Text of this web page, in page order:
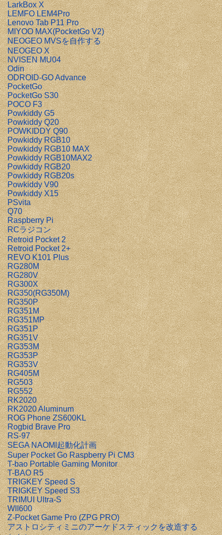
LarkBox X
LEMFO LEM4Pro
Lenovo Tab P11 Pro
MIYOO MAX(PocketGo V2)
NEOGEO MVSを自作する
NEOGEO X
NVISEN MU04
Odin
ODROID-GO Advance
PocketGo
PocketGo S30
POCO F3
Powkiddy G5
Powkiddy Q20
POWKIDDY Q90
Powkiddy RGB10
Powkiddy RGB10 MAX
Powkiddy RGB10MAX2
Powkiddy RGB20
Powkiddy RGB20s
Powkiddy V90
Powkiddy X15
PSvita
Q70
Raspberry Pi
RCラジコン
Retroid Pocket 2
Retroid Pocket 2+
REVO K101 Plus
RG280M
RG280V
RG300X
RG350(RG350M)
RG350P
RG351M
RG351MP
RG351P
RG351V
RG353M
RG353P
RG353V
RG405M
RG503
RG552
RK2020
RK2020 Aluminum
ROG Phone ZS600KL
Rogbid Brave Pro
RS-97
SEGA NAOMI起動化計画
Super Pocket Go Raspberry Pi CM3
T-bao Portable Gaming Monitor
T-BAO R5
TRIGKEY Speed S
TRIGKEY Speed S3
TRIMUI Ultra-S
WII600
Z-Pocket Game Pro (ZPG PRO)
アストロシティミニのアーケドスティックを改造する